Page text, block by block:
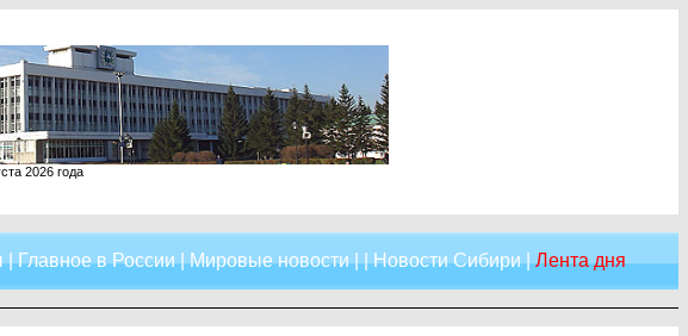
2026 года
|Главное в России|Мировые новости| |Новости Сибири|Лента дня